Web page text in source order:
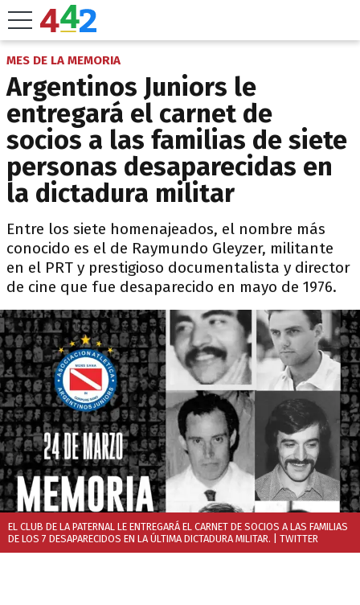
MES DE LA MEMORIA
Argentinos Juniors le
entregará el carnet de
socios a las familias de siete
personas desaparecidas en
la dictadura militar
Entre los siete homenajeados, el nombre más
conocido es el de Raymundo Gleyzer, militante
en el PRT y prestigioso documentalista y director
de cine que fue desaparecido en mayo de 1976.
EL CLUB DE LA PATERNAL LE ENTREGARÁ EL CARNET DE SOCIOS A LAS FAMILIAS
DE LOS 7 DESAPARECIDOS EN LA ÚLTIMA DICTADURA MILITAR. | TWITTER